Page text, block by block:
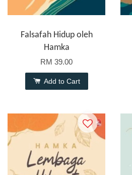
Falsafah Hidup oleh
Hamka
RM 39.00
Add to Cart